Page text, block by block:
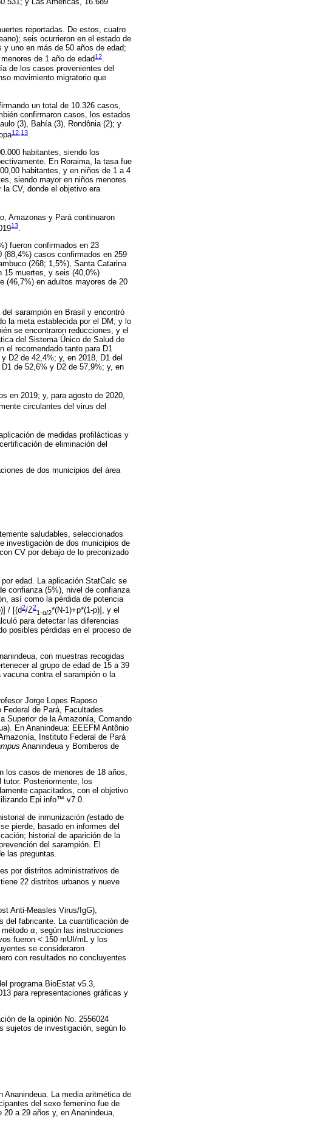
reportadas. De estos, cuatro
seis ocurrieron en el estado de
y uno en más de 50 años de edad;
de 1 año de edad12.
de los casos provenientes del
movimiento migratorio que
un total de 10.326 casos,
confirmaron casos, los estados
(3), Bahía (3), Rondônia (2); y
12,13.
habitantes, siendo los
En Roraima, la tasa fue
habitantes, y en niños de 1 a 4
siendo mayor en niños menores
CV, donde el objetivo era
Amazonas y Pará continuaron
13
fueron confirmados en 23
(88,4%) casos confirmados en 259
(268; 1,5%), Santa Catarina
15 muertes, y seis (40,0%)
(46,7%) en adultos mayores de 20
sarampión en Brasil y encontró
la meta establecida por el DM; y lo
se encontraron reducciones, y el
del Sistema Único de Salud de
el recomendado tanto para D1
D2 de 42,4%; y, en 2018, D1 del
de 52,6% y D2 de 57,9%; y, en
en 2019; y, para agosto de 2020,
circulantes del virus del
de medidas profilácticas y
de eliminación del
de dos municipios del área
saludables, seleccionados
investigación de dos municipios de
CV por debajo de lo preconizado
edad. La aplicación StatCalc se
confianza (5%), nivel de confianza
así como la pérdida de potencia
/ [(d2/Z2
1-α/2*(N-1)+p*(1-p)], y el
para detectar las diferencias
posibles pérdidas en el proceso de
con muestras recogidas
al grupo de edad de 15 a 39
contra el sarampión o la
Jorge Lopes Raposo
de Pará, Facultades
Superior de la Amazonía, Comando
En Ananindeua: EEEFM Antônio
Instituto Federal de Pará
Ananindeua y Bomberos de
los casos de menores de 18 años,
Posteriormente, los
capacitados, con el objetivo
Epi info™ v7.0.
de inmunización (estado de
pierde, basado en informes del
historial de aparición de la
del sarampión. El
las preguntas.
por distritos administrativos de
22 distritos urbanos y nueve
Anti-Measles Virus/IgG),
del fabricante. La cuantificación de
α, según las instrucciones
fueron < 150 mUI/mL y los
se consideraron
con resultados no concluyentes
programa BioEstat v5.3,
para representaciones gráficas y
de la opinión No. 2556024
sujetos de investigación, según lo
Ananindeua. La media aritmética de
del sexo femenino fue de
a 29 años y, en Ananindeua,